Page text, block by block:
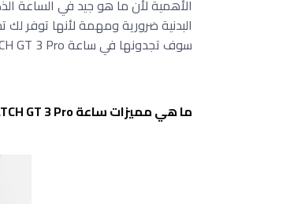
سوف تجدونها في ساعة HUAWEI WATCH GT 3 Pro التي سوف نتحدث عنها في مقال اليوم.
ما هي مميزات ساعة HUAWEI WATCH GT 3 Pro